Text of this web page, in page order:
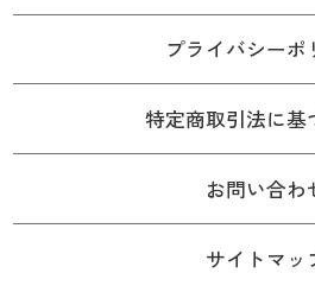
プライバシーポ
特定商取引法に基
お問い合わ
サイトマッ